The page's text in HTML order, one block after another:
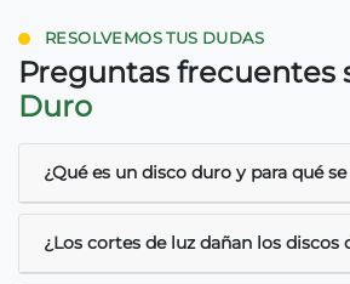
RESOLVEMOS TUS DUDAS
Preguntas frecuentes
Duro
¿Qué es un disco duro y para qué se
¿Los cortes de luz dañan los discos